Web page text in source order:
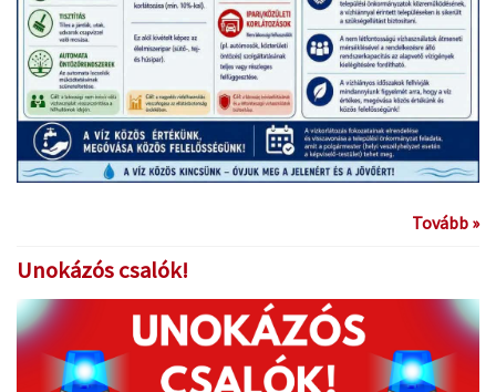
Tovább »
Unokázós csalók!